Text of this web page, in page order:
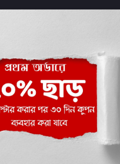
প্রবেশ করুন
অর্ডার ইতিহাস
আমার ইচ্ছাগুলি
অর্ডার ট্র্যাকিং
Boier Haat™ | © All rights reserved